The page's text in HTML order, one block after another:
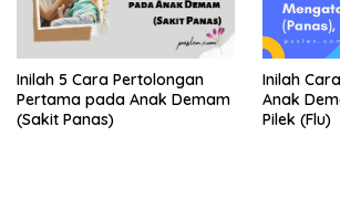
Inilah 5 Cara Pertolongan
Pertama pada Anak Demam
(Sakit Panas)
Inilah
Anak
Pilek (Flu)